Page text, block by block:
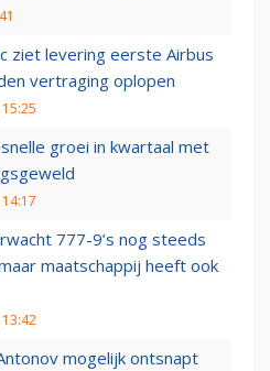
ziet levering eerste Airbus
vertraging oplopen
groei in kwartaal met
777-9’s nog steeds
maatschappij heeft ook
mogelijk ontsnapt